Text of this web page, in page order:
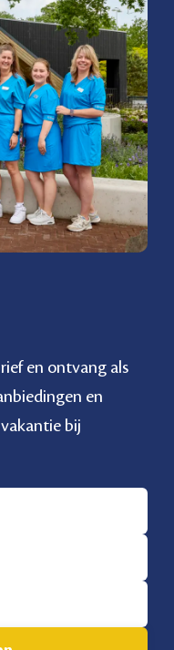
en ontvang als
en
bij